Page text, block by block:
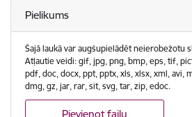
Pielikums
Šajā laukā var augšupielādēt neierobežotu
Atļautie veidi: gif, jpg, png, bmp, eps, tif,
pdf, doc, docx, ppt, pptx, xls, xlsx, xml, avi,
dmg, gz, jar, rar, sit, svg, tar, zip, edoc.
Pievienot failu